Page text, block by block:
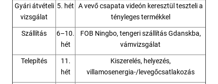
Gyári átvételi
vizsgálat
5. hét
A vevő csapata videón keresztül teszteli a
tényleges termékkel
Szállítás
6–10.
hét
FOB Ningbo, tengeri szállítás Gdanskba,
vámvizsgálat
Telepítés
11.
hét
Kiszerelés, helyezés,
villamosenergia-/levegőcsatlakozás